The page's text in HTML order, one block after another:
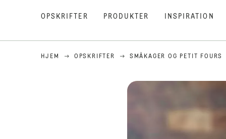
OPSKRIFTER PRODUKTER INSPIRATION
HJEM OPSKRIFTER SMÅKAGER OG PETIT FOURS